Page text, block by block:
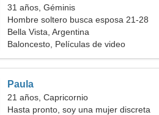
31 años, Géminis
Hombre soltero busca esposa 21-28
Bella Vista, Argentina
Baloncesto, Películas de video
Paula
21 años, Capricornio
Hasta pronto, soy una mujer discreta